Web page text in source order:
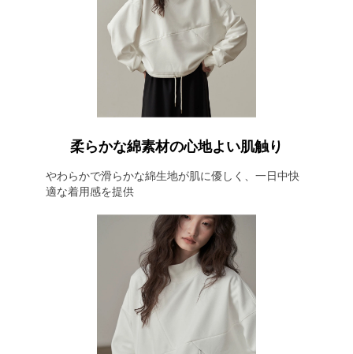
柔らかな綿素材の心地よい肌触り
やわらかで滑らかな綿生地が肌に優しく、一日中快
適な着用感を提供